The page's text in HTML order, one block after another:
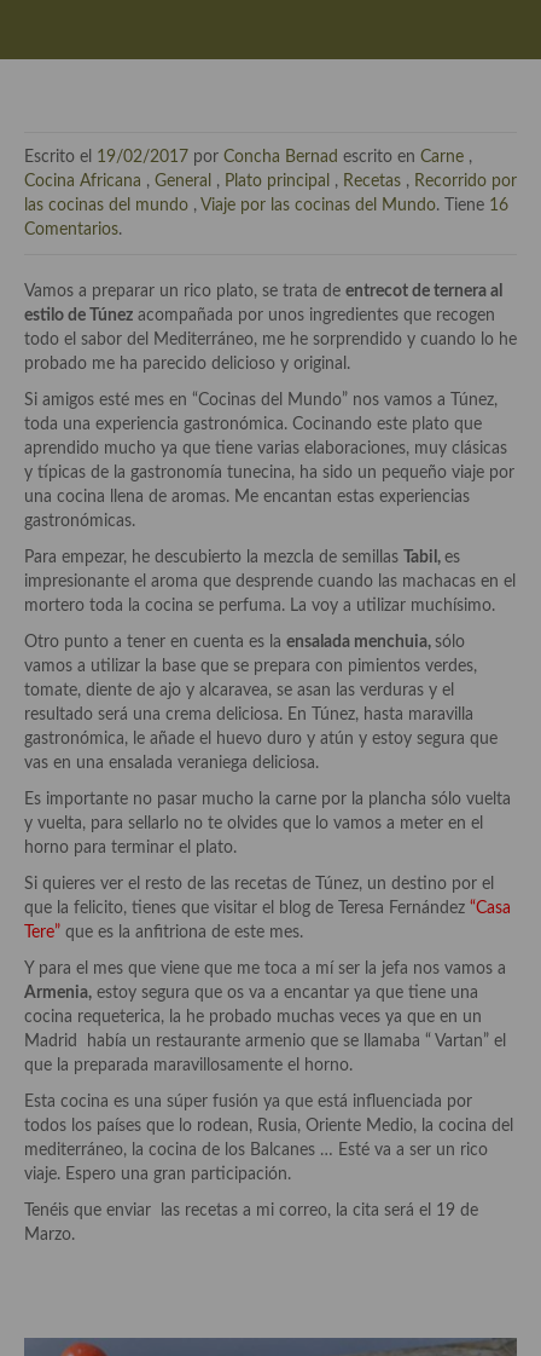
En la mesa: menaje, vajilla, técnicas de emplatado, decoración
Especias, hierbas, condimentos, espesantes y aditivos
historias culinarias y otras cosas
Origen y evolución de la comida
Protocolo y buenas maneras.
Ocio – restaurantes, bares, tabernas
Viajes eno-gastro-turísticos
Las opiniones de la «Cocinera»
Prensa
Recetas
Acompañamientos
Aderezos, salsas, vinagretas, especias, hierbas aromáticas o
aditivos
Especias, mezclas de especias
Aceites
Mojos y pastas
Sales y polvos
Salsas y mojos
Aperitivos
Bocadillos, hamburguesas, sándwich, emparedados, tostas y
Escrito el 19/02/2017 por Concha Bernad escrito en Carne ,
Cocina Africana , General , Plato principal , Recetas , Recorrido por
las cocinas del mundo , Viaje por las cocinas del Mundo. Tiene 16
Comentarios.
Vamos a preparar un rico plato, se trata de entrecot de ternera al
estilo de Túnez acompañada por unos ingredientes que recogen
todo el sabor del Mediterráneo, me he sorprendido y cuando lo he
probado me ha parecido delicioso y original.
Si amigos esté mes en “Cocinas del Mundo” nos vamos a Túnez,
toda una experiencia gastronómica. Cocinando este plato que
aprendido mucho ya que tiene varias elaboraciones, muy clásicas
y típicas de la gastronomía tunecina, ha sido un pequeño viaje por
una cocina llena de aromas. Me encantan estas experiencias
gastronómicas.
Para empezar, he descubierto la mezcla de semillas Tabil, es
impresionante el aroma que desprende cuando las machacas en el
mortero toda la cocina se perfuma. La voy a utilizar muchísimo.
Otro punto a tener en cuenta es la ensalada menchuia, sólo
vamos a utilizar la base que se prepara con pimientos verdes,
tomate, diente de ajo y alcaravea, se asan las verduras y el
resultado será una crema deliciosa. En Túnez, hasta maravilla
gastronómica, le añade el huevo duro y atún y estoy segura que
vas en una ensalada veraniega deliciosa.
Es importante no pasar mucho la carne por la plancha sólo vuelta
y vuelta, para sellarlo no te olvides que lo vamos a meter en el
horno para terminar el plato.
Si quieres ver el resto de las recetas de Túnez, un destino por el
que la felicito, tienes que visitar el blog de Teresa Fernández “Casa
Tere” que es la anfitriona de este mes.
Y para el mes que viene que me toca a mí ser la jefa nos vamos a
Armenia, estoy segura que os va a encantar ya que tiene una
cocina requeterica, la he probado muchas veces ya que en un
Madrid había un restaurante armenio que se llamaba “ Vartan” el
que la preparada maravillosamente el horno.
Esta cocina es una súper fusión ya que está influenciada por
todos los países que lo rodean, Rusia, Oriente Medio, la cocina del
mediterráneo, la cocina de los Balcanes … Esté va a ser un rico
viaje. Espero una gran participación.
Tenéis que enviar las recetas a mi correo, la cita será el 19 de
Marzo.